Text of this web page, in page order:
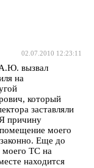
02.07.2010 12:23:11
вызвал
на
который
заставляли
причину
моего
Еще до
моего ТС на
находится